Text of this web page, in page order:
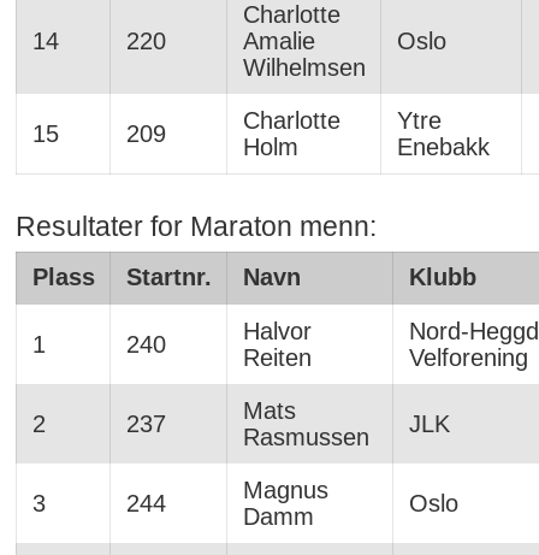
14 220
Charlotte
Amalie
Wilhelmsen
Oslo
15 209
Charlotte
Holm
Ytre
Enebakk
Resultater for Maraton menn:
Plass Startnr. Navn Klubb
1 240
Halvor
Reiten
Nord-
Velforening
2 237
Mats
Rasmussen
JLK
3 244
Magnus
Damm
Oslo